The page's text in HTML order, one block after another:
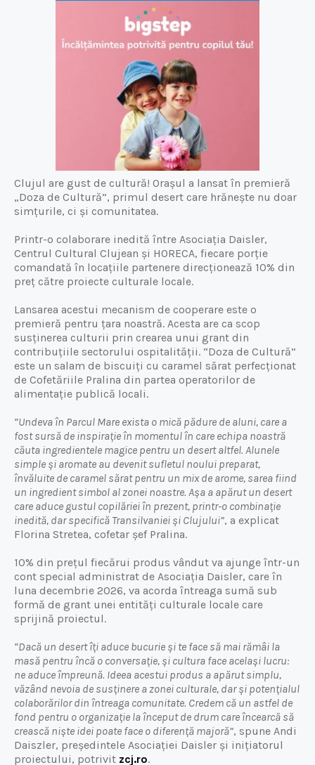
Clujul are gust de cultură! Orașul a lansat în premieră
„Doza de Cultură”, primul desert care hrănește nu doar
simțurile, ci și comunitatea.
Printr-o colaborare inedită între Asociația Daisler,
Centrul Cultural Clujean și HORECA, fiecare porție
comandată în locațiile partenere direcționează 10% din
preț către proiecte culturale locale.
Lansarea acestui mecanism de cooperare este o
premieră pentru țara noastră. Acesta are ca scop
susținerea culturii prin crearea unui grant din
contribuțiile sectorului ospitalității. “Doza de Cultură”
este un salam de biscuiți cu caramel sărat perfecționat
de Cofetăriile Pralina din partea operatorilor de
alimentație publică locali.
“Undeva în Parcul Mare exista o mică pădure de aluni, care a
fost sursă de inspirație în momentul în care echipa noastră
căuta ingredientele magice pentru un desert altfel. Alunele
simple și aromate au devenit sufletul noului preparat,
învăluite de caramel sărat pentru un mix de arome, sarea fiind
un ingredient simbol al zonei noastre. Așa a apărut un desert
care aduce gustul copilăriei în prezent, printr-o combinație
inedită, dar specifică Transilvaniei și Clujului”, a explicat
Florina Stretea, cofetar șef Pralina.
10% din prețul fiecărui produs vândut va ajunge într-un
cont special administrat de Asociația Daisler, care în
luna decembrie 2026, va acorda întreaga sumă sub
formă de grant unei entități culturale locale care
sprijină proiectul.
“Dacă un desert îți aduce bucurie și te face să mai rămâi la
masă pentru încă o conversație, și cultura face același lucru:
ne aduce împreună. Ideea acestui produs a apărut simplu,
văzând nevoia de susținere a zonei culturale, dar și potențialul
colaborărilor din întreaga comunitate. Credem că un astfel de
fond pentru o organizație la început de drum care încearcă să
crească niște idei poate face o diferență majoră”, spune Andi
Daiszler, președintele Asociației Daisler și inițiatorul
proiectului, potrivit zcj.ro.